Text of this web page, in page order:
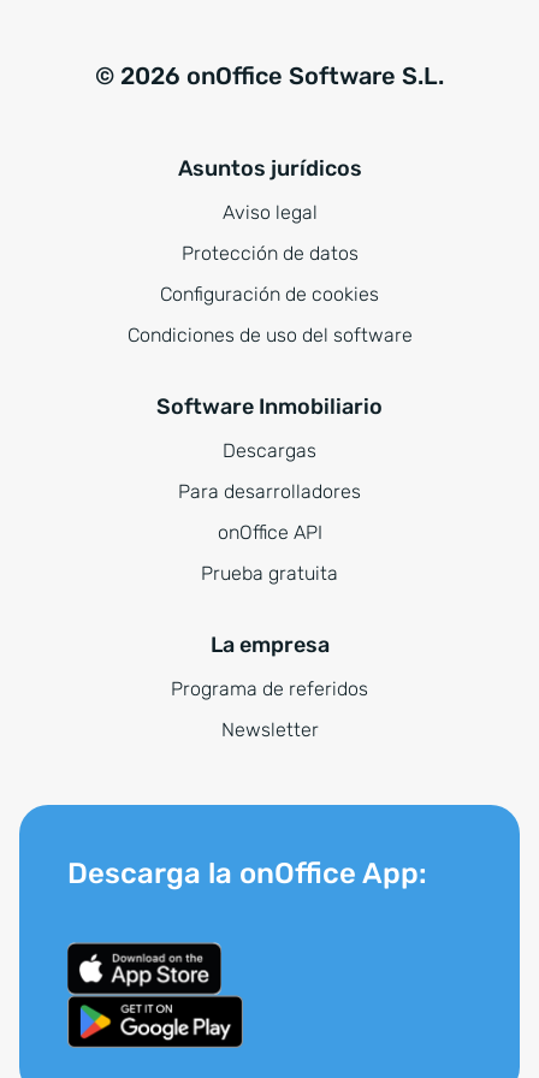
© 2026 onOffice Software S.L.
Asuntos jurídicos
Aviso legal
Protección de datos
Configuración de cookies
Condiciones de uso del software
Software Inmobiliario
Descargas
Para desarrolladores
onOffice API
Prueba gratuita
La empresa
Programa de referidos
Newsletter
Descarga la onOffice App: